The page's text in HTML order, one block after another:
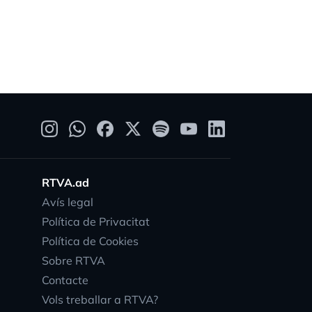
RTVA.ad
Avís legal
Política de Privacitat
Política de Cookies
Sobre RTVA
Contacte
Vols treballar a RTVA?